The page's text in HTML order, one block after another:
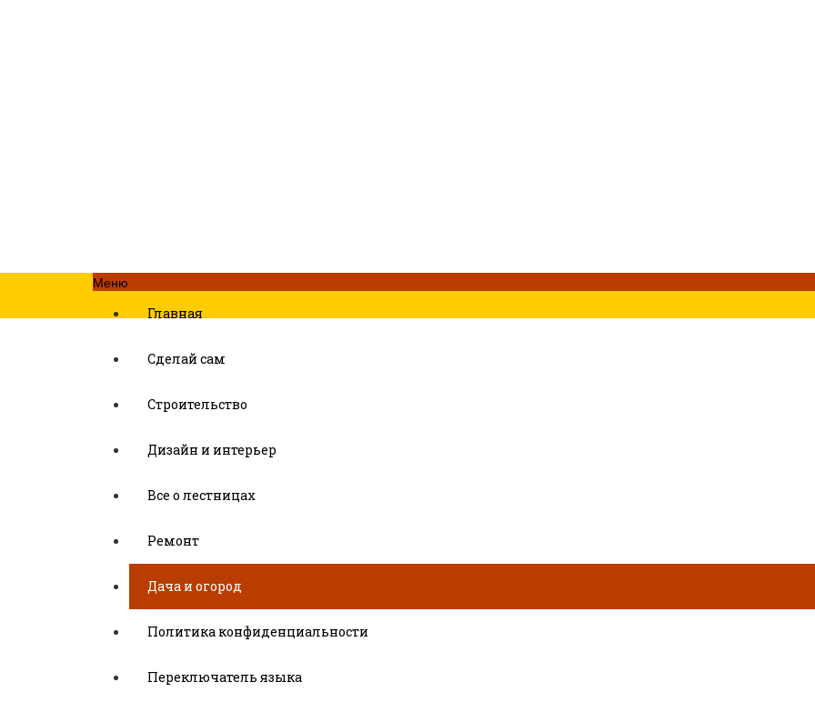
Меню
Главная
Сделай сам
Строительство
Дизайн и интерьер
Все о лестницах
Ремонт
Дача и огород
Политика конфиденциальности
Переключатель языка